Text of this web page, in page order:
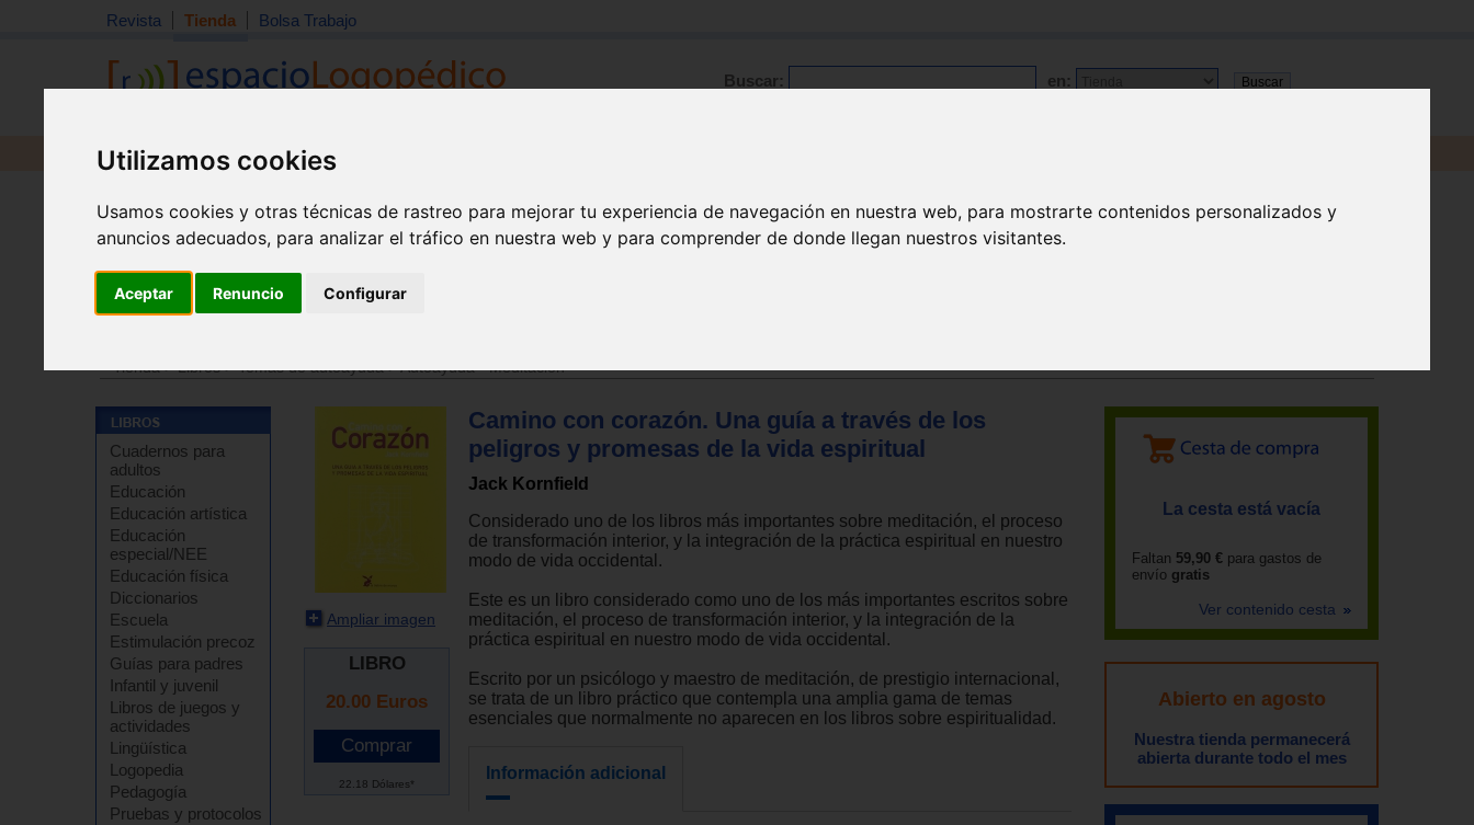
Utilizamos cookies
Usamos cookies y otras técnicas de rastreo para mejorar tu experiencia de navegación en nuestra web, para mostrarte contenidos personalizados y
anuncios adecuados, para analizar el tráfico en nuestra web y para comprender de donde llegan nuestros visitantes.
Aceptar Renuncio Configurar
Revista Tienda Bolsa Trabajo
Buscar: en:
Revista Libros Material
Tienda>Libros>Temas de autoayuda>Autoayuda - Meditación
Cuadernos para
adultos
Educación
Educación artística
Educación
especial/NEE
Educación física
Diccionarios
Escuela
Estimulación precoz
Guías para padres
Infantil y juvenil
Libros de juegos y
actividades
Lingüística
Logopedia
Pedagogía
Pruebas y protocolos
Ampliar imagen
LIBRO
20.00 Euros
22.18 Dólares*
Camino con corazón. Una guía a través de los
peligros y promesas de la vida espiritual
Jack Kornfield
Considerado uno de los libros más importantes sobre meditación, el proceso
de transformación interior, y la integración de la práctica espiritual en nuestro
modo de vida occidental.
Este es un libro considerado como uno de los más importantes escritos sobre
meditación, el proceso de transformación interior, y la integración de la
práctica espiritual en nuestro modo de vida occidental.
Escrito por un psicólogo y maestro de meditación, de prestigio internacional,
se trata de un libro práctico que contempla una amplia gama de temas
esenciales que normalmente no aparecen en los libros sobre espiritualidad.
Información adicional
La cesta está vacía
Faltan 59,90 € para gastos de
envío gratis
Ver contenido cesta
Abierto en agosto
Nuestra tienda permanecerá
abierta durante todo el mes